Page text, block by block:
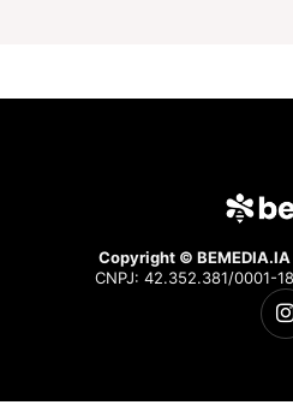
Copyright © BEMEDIA.IA
CNPJ: 42.352.381/0001-